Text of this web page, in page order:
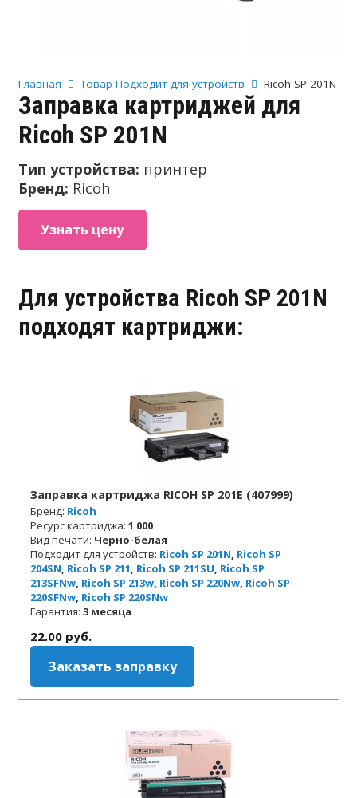
Главная Товар Подходит для устройств Ricoh SP 201N
Заправка картриджей для
Ricoh SP 201N
Тип устройства: принтер
Бренд: Ricoh
Узнать цену
Для устройства Ricoh SP 201N
подходят картриджи:
Заправка картриджа RICOH SP 201E (407999)
Бренд: Ricoh
Ресурс картриджа: 1 000
Вид печати: Черно-белая
Подходит для устройств: Ricoh SP 201N, Ricoh SP
204SN, Ricoh SP 211, Ricoh SP 211SU, Ricoh SP
213SFNw, Ricoh SP 213w, Ricoh SP 220Nw, Ricoh SP
220SFNw, Ricoh SP 220SNw
Гарантия: 3 месяца
22.00 руб.
Заказать заправку